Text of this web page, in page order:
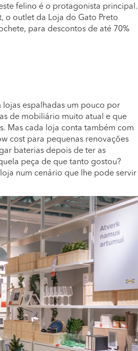
felino é o protagonista principal.
o outlet da Loja do Gato Preto
para descontos de até 70%
lojas espalhadas um pouco por
de mobiliário muito atual e que
Mas cada loja conta também com
cost para pequenas renovações
baterias depois de ter as
peça de que tanto gostou?
num cenário que lhe pode servir